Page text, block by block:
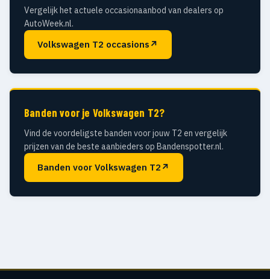
Vergelijk het actuele occasionaanbod van dealers op
AutoWeek.nl.
Volkswagen T2 occasions ↗
Banden voor je Volkswagen T2?
Vind de voordeligste banden voor jouw T2 en vergelijk
prijzen van de beste aanbieders op Bandenspotter.nl.
Banden voor Volkswagen T2 ↗